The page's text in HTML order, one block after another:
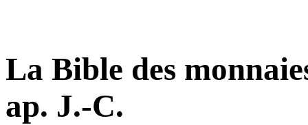
La Bible des
ap. J.-C.